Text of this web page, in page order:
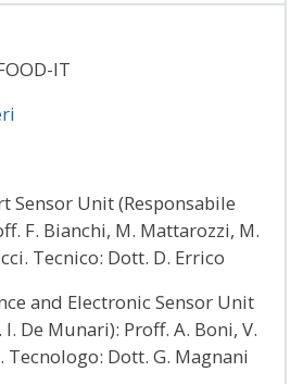
IT
Sensor Unit (Responsabile
F. Bianchi, M. Mattarozzi, M.
Tecnico: Dott. D. Errico
and Electronic Sensor Unit
De Munari): Proff. A. Boni, V.
Tecnologo: Dott. G. Magnani